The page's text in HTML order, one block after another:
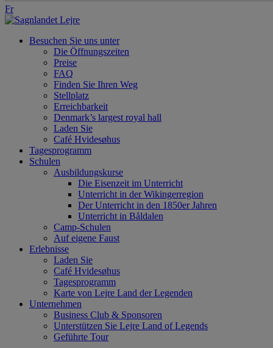
Fr
Besuchen Sie uns unter
Die Öffnungszeiten
Preise
FAQ
Finden Sie Ihren Weg
Stellplatz
Erreichbarkeit
Denmark’s largest royal hall
Laden Sie
Café Hvidesøhus
Tagesprogramm
Schulen
Ausbildungskurse
Die Eisenzeit im Unterricht
Unterricht in der Wikingerregion
Der Unterricht in den 1850er Jahren
Unterricht in Båldalen
Camp-Schulen
Auf eigene Faust
Erlebnisse
Laden Sie
Café Hvidesøhus
Tagesprogramm
Karte von Lejre Land der Legenden
Unternehmen
Business Club & Sponsoren
Unterstützen Sie Lejre Land of Legends
Geführte Tour